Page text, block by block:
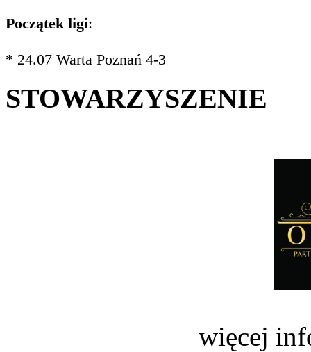
Początek ligi:
* 24.07 Warta Poznań 4-3
STOWARZYSZENIE
więcej